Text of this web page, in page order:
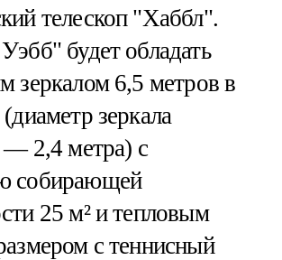
телескоп "Хаббл".
будет обладать
зеркалом 6,5 метров в
зеркала
2,4 метра) с
собирающей
25 м² и тепловым
с теннисный